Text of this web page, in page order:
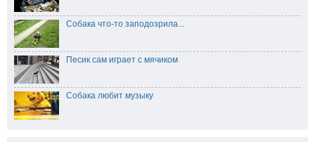
Собака что-то заподозрила...
Песик сам играет с мячиком
Собака любит музыку